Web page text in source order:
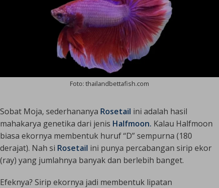
Foto: thailandbettafish.com
Sobat Moja, sederhananya Rosetail ini adalah hasil
mahakarya genetika dari jenis Halfmoon. Kalau Halfmoon
biasa ekornya membentuk huruf “D” sempurna (180
derajat). Nah si Rosetail ini punya percabangan sirip ekor
(ray) yang jumlahnya banyak dan berlebih banget.
Efeknya? Sirip ekornya jadi membentuk lipatan